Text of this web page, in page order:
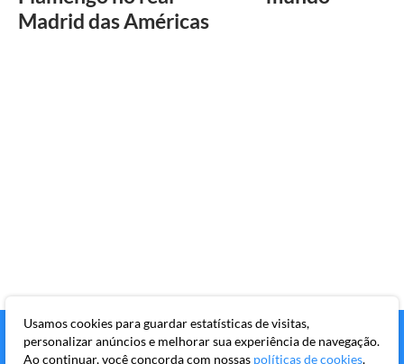
Madrid das Américas
Usamos cookies para guardar estatísticas de visitas,
personalizar anúncios e melhorar sua experiência de navegação.
Ao continuar, você concorda com nossas políticas de cookies.